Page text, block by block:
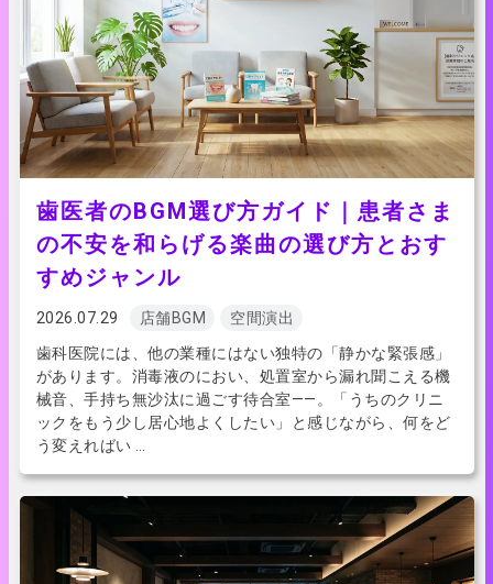
歯医者のBGM選び方ガイド｜患者さま
の不安を和らげる楽曲の選び方とおす
すめジャンル
2026.07.29 店舗BGM
空間演出
歯科医院には、他の業種にはない独特の「静かな緊張感」
があります。消毒液のにおい、処置室から漏れ聞こえる機
械音、手持ち無沙汰に過ごす待合室——。「うちのクリニ
ックをもう少し居心地よくしたい」と感じながら、何をど
う変えればい …